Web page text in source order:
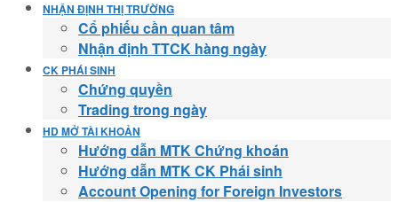
NHẬN ĐỊNH THỊ TRƯỜNG
Cổ phiếu cần quan tâm
Nhận định TTCK hàng ngày
CK PHÁI SINH
Chứng quyền
Trading trong ngày
HD MỞ TÀI KHOẢN
Hướng dẫn MTK Chứng khoán
Hướng dẫn MTK CK Phái sinh
Account Opening for Foreign Investors